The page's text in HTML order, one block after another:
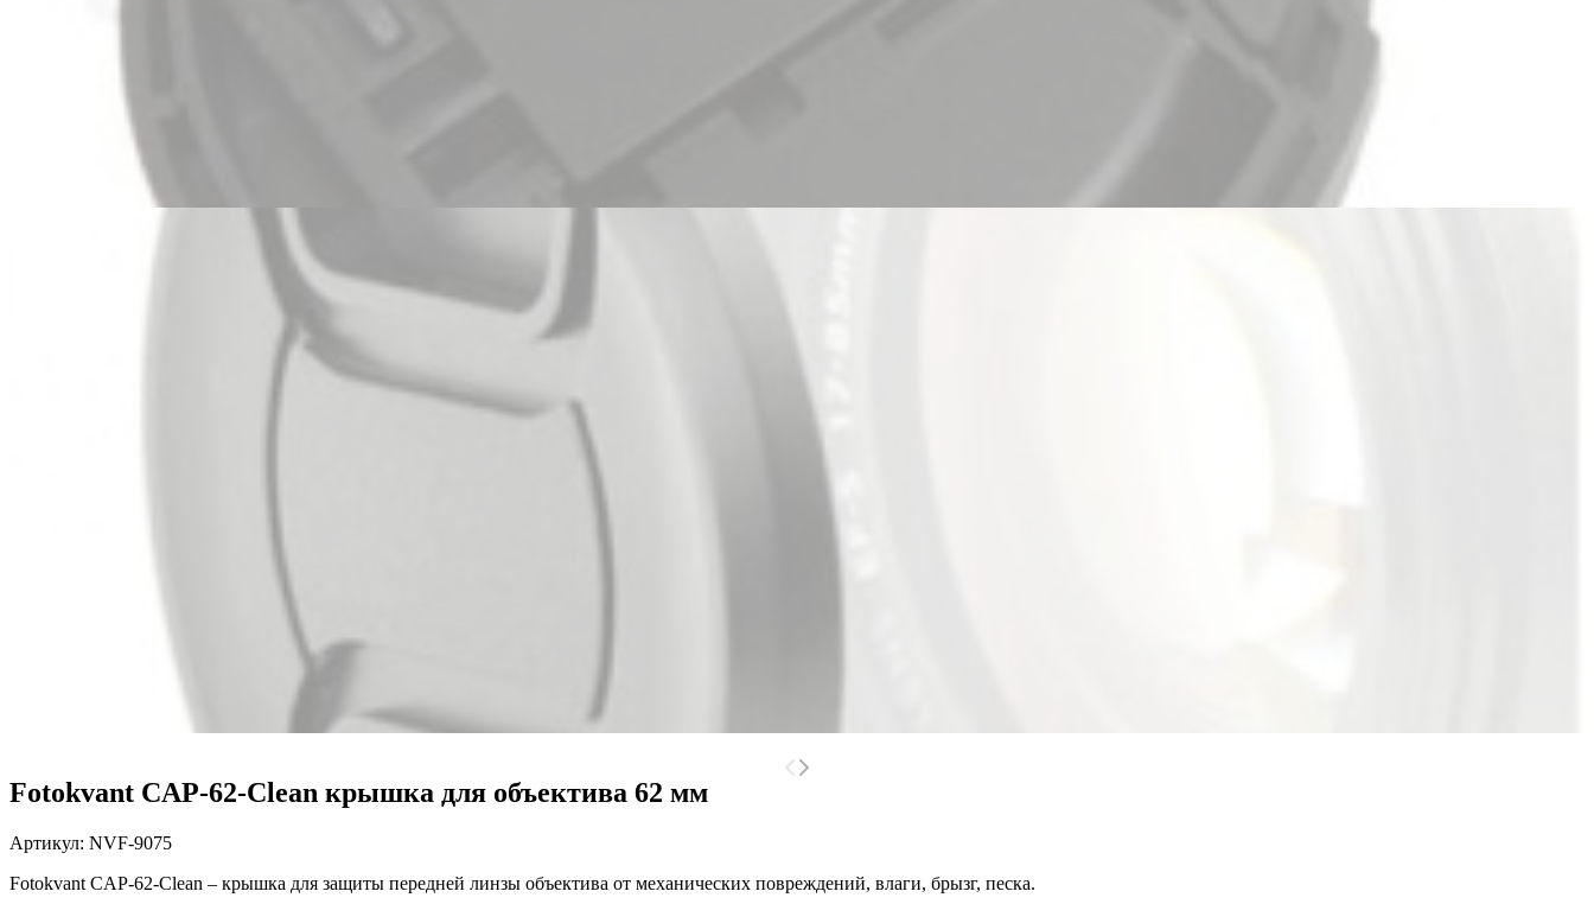
Fotokvant CAP-62-Clean крышка для объектива 62 мм
Артикул: NVF-9075
Fotokvant CAP-62-Clean – крышка для защиты передней линзы объектива от механических повреждений, влаги, брызг, песка.